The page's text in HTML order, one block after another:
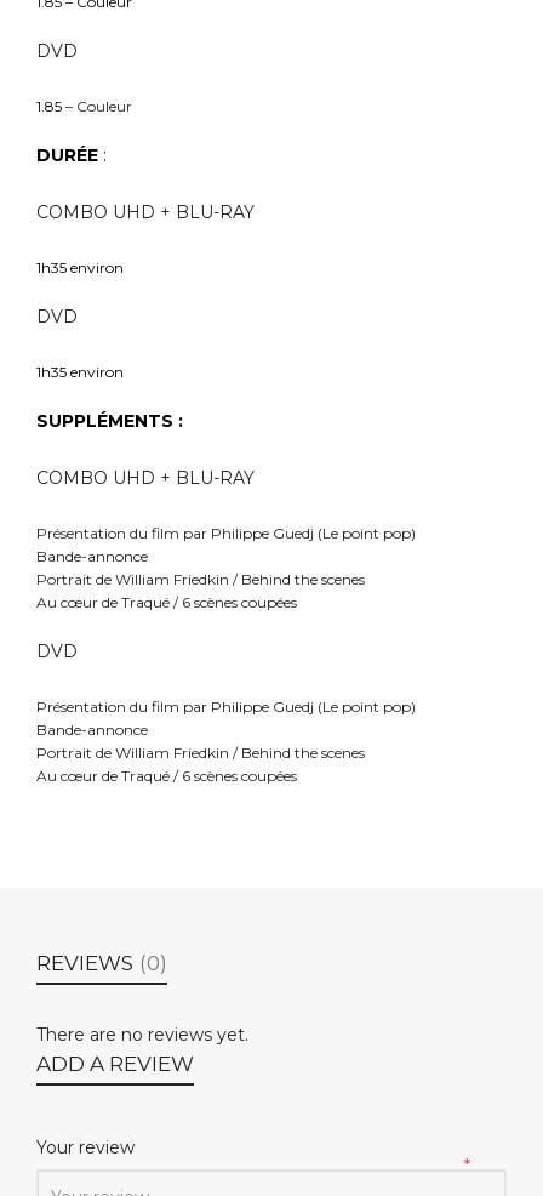
DVD
1.85 – Couleur
DURÉE :
COMBO UHD + BLU-RAY
1h35 environ
DVD
1h35 environ
SUPPLÉMENTS :
COMBO UHD + BLU-RAY
Présentation du film par Philippe Guedj (Le point pop)
Bande-annonce
Portrait de William Friedkin / Behind the scenes
Au cœur de Traqué / 6 scènes coupées
DVD
Présentation du film par Philippe Guedj (Le point pop)
Bande-annonce
Portrait de William Friedkin / Behind the scenes
Au cœur de Traqué / 6 scènes coupées
REVIEWS (0)
There are no reviews yet.
ADD A REVIEW
Your review
*